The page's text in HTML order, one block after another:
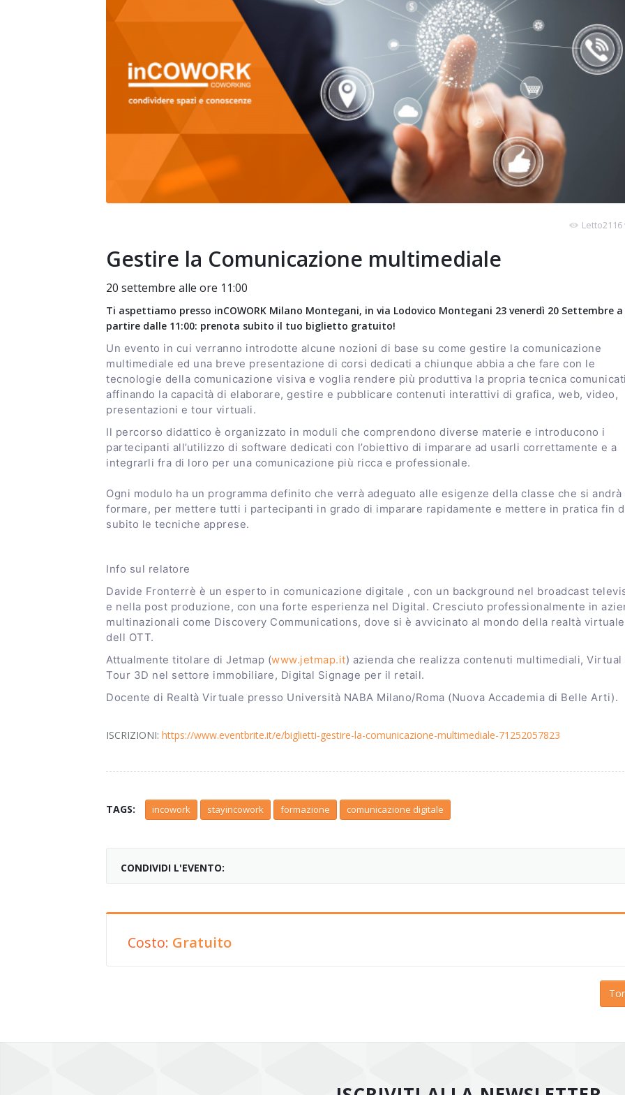
Gestire la Comunicazione multimediale
20 settembre alle ore 11:00
Ti aspettiamo presso inCOWORK Milano Montegani, in via Lodovico Montegani 23 venerdì 20 Settembre a
partire dalle 11:00: prenota subito il tuo biglietto gratuito!
Un evento in cui verranno introdotte alcune nozioni di base su come gestire la comunicazione
multimediale ed una breve presentazione di corsi dedicati a chiunque abbia a che fare con le
tecnologie della comunicazione visiva e voglia rendere più produttiva la propria tecnica
affinando la capacità di elaborare, gestire e pubblicare contenuti interattivi di grafica, web, video,
presentazioni e tour virtuali.
Il percorso didattico è organizzato in moduli che comprendono diverse materie e introducono i
partecipanti all’utilizzo di software dedicati con l’obiettivo di imparare ad usarli correttamente e a
integrarli fra di loro per una comunicazione più ricca e professionale.
Ogni modulo ha un programma definito che verrà adeguato alle esigenze della classe che si andrà
formare, per mettere tutti i partecipanti in grado di imparare rapidamente e mettere in pratica fin
subito le tecniche apprese.
Info sul relatore
Davide Fronterrè è un esperto in comunicazione digitale , con un background nel broadcast
e nella post produzione, con una forte esperienza nel Digital. Cresciuto professionalmente in
multinazionali come Discovery Communications, dove si è avvicinato al mondo della realtà
dell OTT.
Attualmente titolare di Jetmap (www.jetmap.it) azienda che realizza contenuti multimediali, Virtual
Tour 3D nel settore immobiliare, Digital Signage per il retail.
Docente di Realtà Virtuale presso Università NABA Milano/Roma (Nuova Accademia di Belle Arti).
ISCRIZIONI: https://www.eventbrite.it/e/biglietti-gestire-la-comunicazione-multimediale-71252057823
TAGS: incowork stayincowork formazione comunicazione digitale
CONDIVIDI L'EVENTO:
Costo: Gratuito